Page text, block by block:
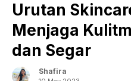
Urutan
Menjaga
dan Segar
Shafira